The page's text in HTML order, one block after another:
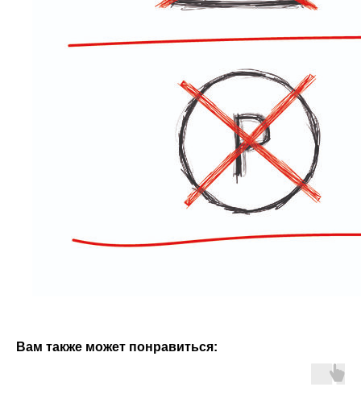
Вам также может понравиться: